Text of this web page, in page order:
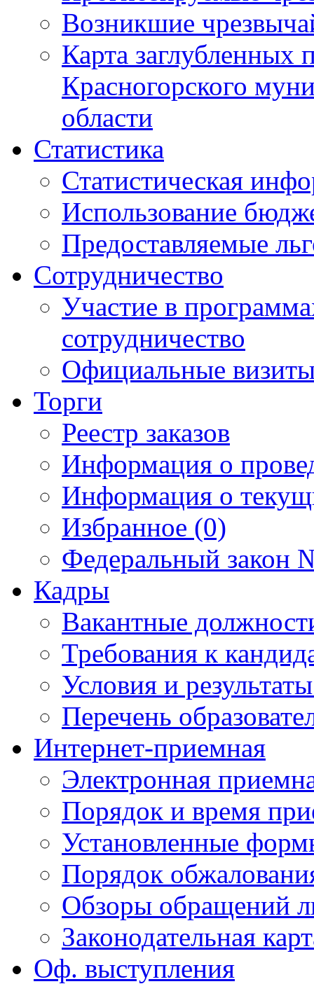
Возникшие
Карта
Красногорского
области
Статистика
Статистическая
Использование
Предоставляемые
Сотрудничество
Участие в
сотрудничество
Официальные
Торги
Реестр заказов
Информация о
Информация о
Избранное (0)
Федеральный закон
Кадры
Вакантные
Требования к
Условия и
Перечень
Интернет-приемная
Электронная
Порядок и время
Установленные
Порядок
Обзоры обращений
Законодательная
Оф. выступления